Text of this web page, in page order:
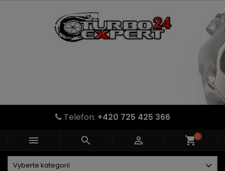
Telefon: +420 725 425 366
   shopping_cart0